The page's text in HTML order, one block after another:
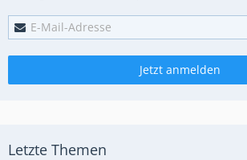
Jetzt anmelden
Letzte Themen